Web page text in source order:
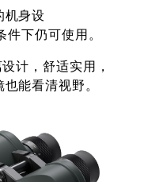
机身设
下仍可使用。
计，舒适实用，
能看清视野。